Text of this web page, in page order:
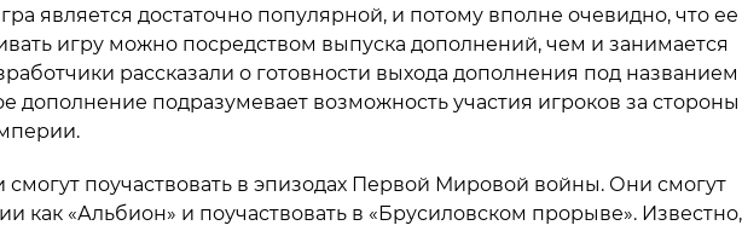
является достаточно популярной, и потому вполне очевидно, что ее
игру можно посредством выпуска дополнений, чем и занимается
рассказали о готовности выхода дополнения под названием
дополнение подразумевает возможность участия игроков за стороны
смогут поучаствовать в эпизодах Первой Мировой войны. Они смогут
как «Альбион» и поучаствовать в «Брусиловском прорыве». Известно,